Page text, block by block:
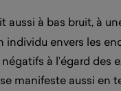
aussi à bas bruit, à
envers les
à l’égard des
manifeste aussi en